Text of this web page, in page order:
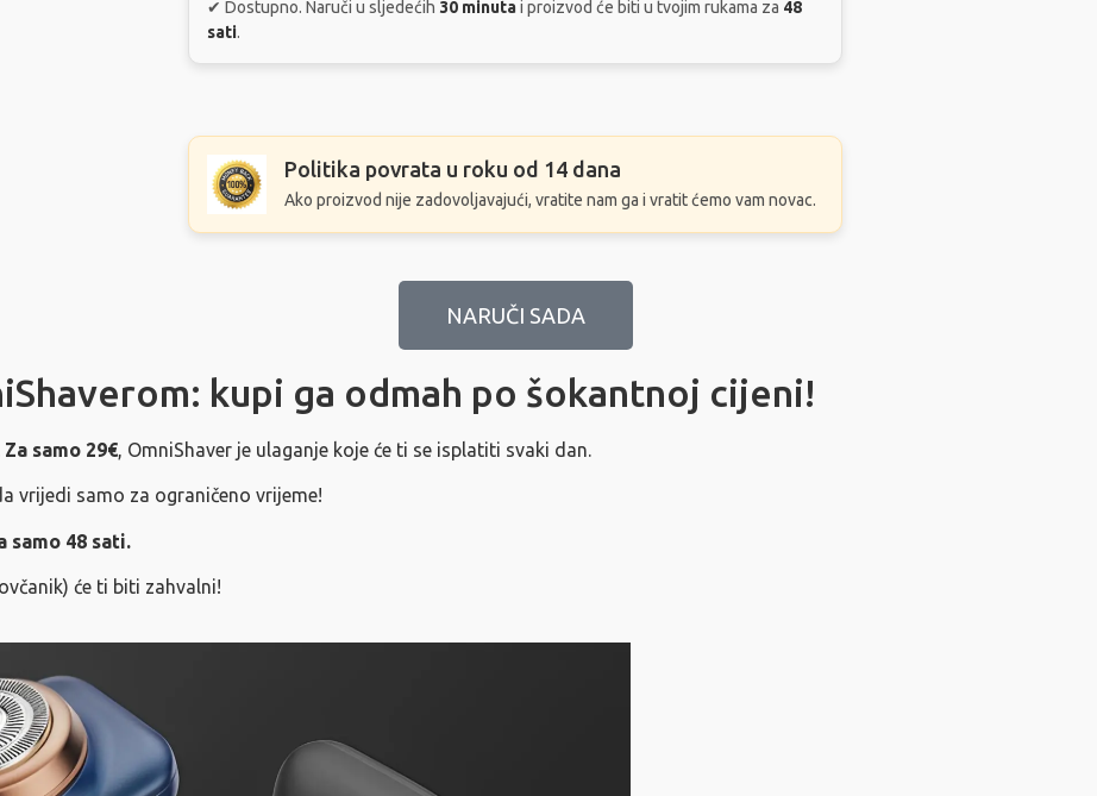
✔ Dostupno. Naruči u sljedećih 30 minutai proizvod će biti u tvojim rukama za 48
sati.
Politika povrata u roku od 14 dana
Ako proizvod nije zadovoljavajući, vratite nam ga i vratit ćemo vam novac.
NARUČI SADA
kupi ga odmah po šokantnoj cijeni!
Za samo 29€, OmniShaver je ulaganje koje će ti se isplatiti svaki dan.
vrijedi samo za ograničeno vrijeme!
samo 48 sati.
će ti biti zahvalni!